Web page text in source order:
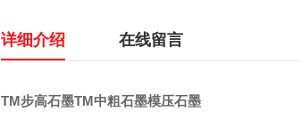
详细介绍 在线留言
TM步高石墨TM中粗石墨模压石墨